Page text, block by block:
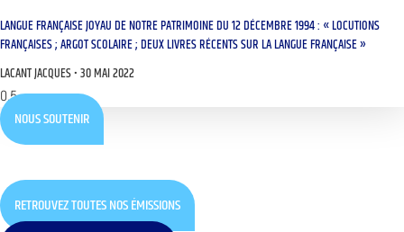
LANGUE FRANÇAISE JOYAU DE NOTRE PATRIMOINE DU 12 DÉCEMBRE 1994 : « LOCUTIONS
FRANÇAISES ; ARGOT SCOLAIRE ; DEUX LIVRES RÉCENTS SUR LA LANGUE FRANÇAISE »
LACANT JACQUES 30 MAI 2022
NOUS SOUTENIR
RETROUVEZ TOUTES NOS ÉMISSIONS